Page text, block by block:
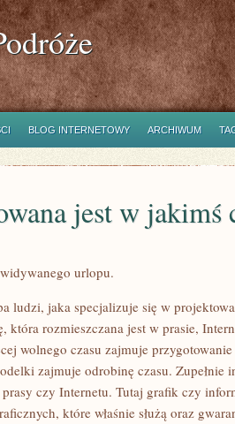
BLOG INTERNETOWY ARCHIWUM
jest w jakimś
urlopu.
ludzi, jaka specjalizuje się w
która rozmieszczana jest w prasie,
wolnego czasu zajmuje
zajmuje odrobinę czasu. Zupełnie
czy Internetu. Tutaj grafik czy
które właśnie służą oraz